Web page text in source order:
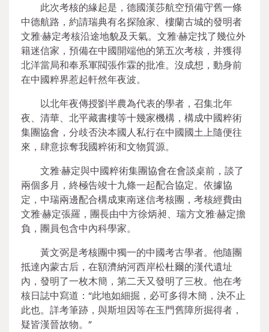
此次考核的緣起是，德國漢莎航空預備守舊一條
中德航路，約請瑞典有名探險家、樓蘭古城的發明者
文雅·赫定考核沿途地貌及天氣。文雅·赫定找了幾位外
籍迷信家，預備在中國開端他的第五次考核，并獲得
北洋當局和奉系軍閥張作霖的批准。沒成想，動身前
在中國粹界惹起軒然年夜波。
以北年夜傳授劉半農為代表的學者，召集北年
夜、清華、北平藏書樓等十幾家機構，構成中國粹術
集團協會，分歧否決本國人私行在中國國土上隨便往
來，肆意掠奪我國粹術和文物質源。
文雅·赫定與中國粹術集團協會在會談桌前，談了
兩個多月，終極告竣十九條一起配合協定。依據協
定，中瑞兩邊配合構成東南迷信考核團，考核經費由
文雅·赫定張羅，團長由中方徐炳昶、瑞方文雅·赫定擔
負，團員包含中內科學家。
黃文弼是考核團中獨一的中國考古學者。他隨團
抵達內蒙古后，在額濟納河西岸松杜爾的漢代遺址
內，發明了一枚木簡，第二天又發明了三枚。他在考
核日誌中寫道：“此地如細掘，必可多得木簡，決不止
此也。詳考筆跡，與斯坦因等在玉門舊障所掘得者，
疑皆漢晉故物。”